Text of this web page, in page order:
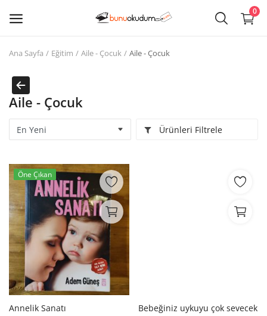
0
Sat
Giriş
Kayıt ol
Edebiyat
Eğitim
Ders - Sınav Kitapları
Çocuk Kitapları
Araştırma - Tarih
Bilim
Ana Sayfa Eğitim Aile - Çocuk Aile - Çocuk
Aile - Çocuk
Ürünleri Filtrele
Öne Çıkan
Annelik Sanatı
Bebeğiniz uykuyu çok sevecek